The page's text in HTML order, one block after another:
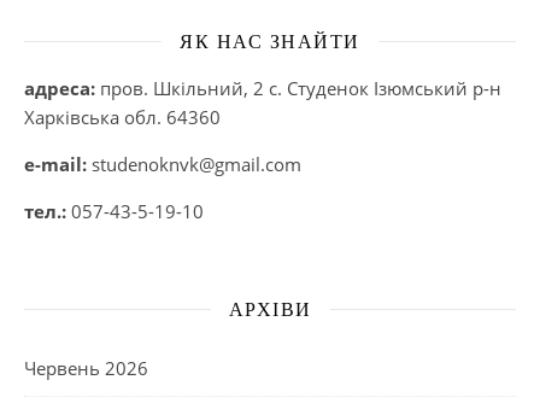
ЯК НАС ЗНАЙТИ
адреса: пров. Шкільний, 2 с. Студенок Ізюмський р-н
Харківська обл. 64360
e-mail: studenoknvk@gmail.com
тел.: 057-43-5-19-10
АРХІВИ
Червень 2026